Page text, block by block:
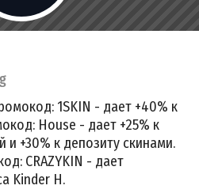
1SKIN - дает +40% к
House - дает +25% к
и +30% к депозиту скинами.
CRAZYKIN - дает
Kinder H.